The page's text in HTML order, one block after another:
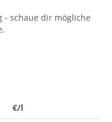
- schaue dir mögliche
€/l